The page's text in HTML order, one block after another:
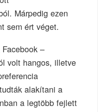
Márpedig ezen
sem ért véget.
–
volt hangos, illetve
alakítani a
a legtöbb fejlett